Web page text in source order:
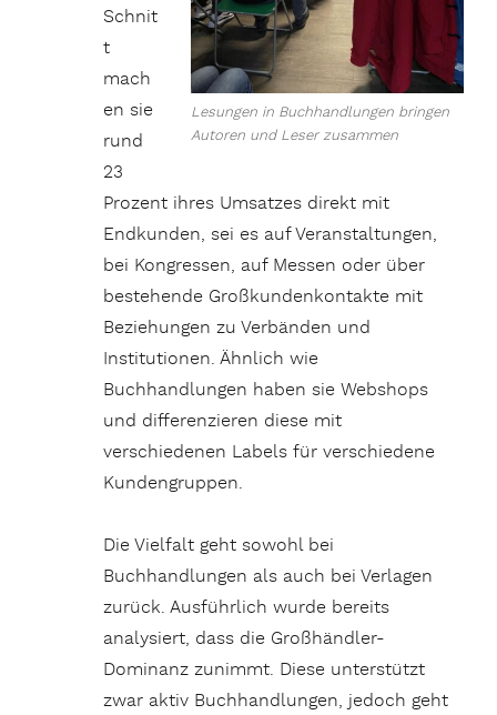
Lesungen in Buchhandlungen bringen
Autoren und Leser zusammen
Schnit
t
mach
en sie
rund
23
Prozent ihres Umsatzes direkt mit
Endkunden, sei es auf Veranstaltungen,
bei Kongressen, auf Messen oder über
bestehende Großkundenkontakte mit
Beziehungen zu Verbänden und
Institutionen. Ähnlich wie
Buchhandlungen haben sie Webshops
und differenzieren diese mit
verschiedenen Labels für verschiedene
Kundengruppen.
Die Vielfalt geht sowohl bei
Buchhandlungen als auch bei Verlagen
zurück. Ausführlich wurde bereits
analysiert, dass die Großhändler-
Dominanz zunimmt. Diese unterstützt
zwar aktiv Buchhandlungen, jedoch geht